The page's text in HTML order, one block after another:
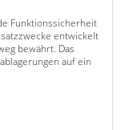
Funktionssicherheit
entwickelt
bewährt. Das
auf ein